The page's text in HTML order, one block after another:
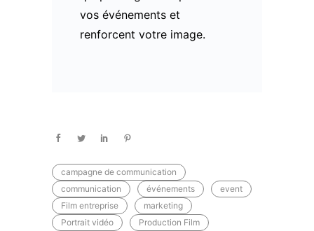
vos événements et
renforcent votre image.
campagne de communication
communication
événements
event
Film entreprise
marketing
Portrait vidéo
Production Film